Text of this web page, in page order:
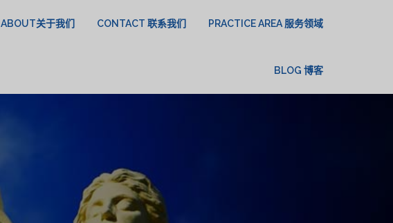
ABOUT关于我们 CONTACT 联系我们 PRACTICE AREA 服务领域
BLOG 博客